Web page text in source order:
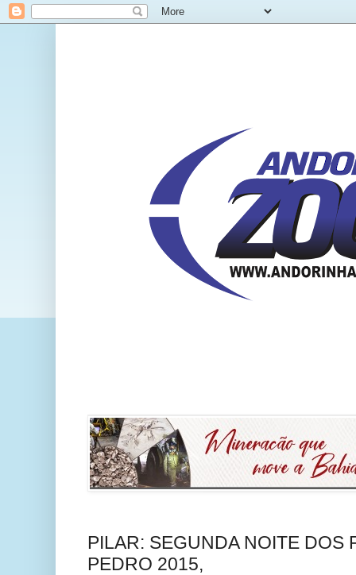
PILAR: SEGUNDA NOITE DOS
PEDRO 2015,